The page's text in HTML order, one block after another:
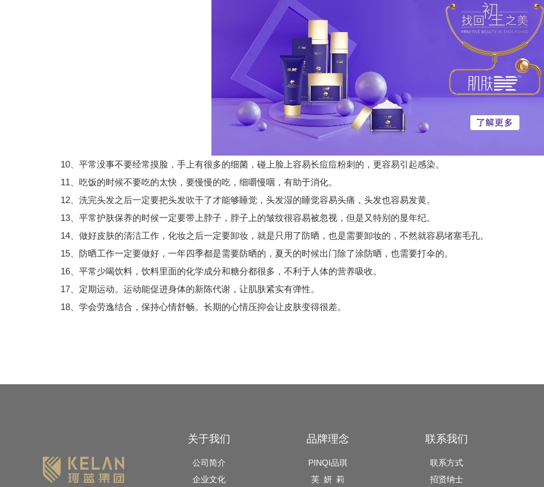
10、平常没事不要经常摸脸，手上有很多的细菌，碰上脸上容易长痘痘粉刺的，更容易引起感染。
11、吃饭的时候不要吃的太快，要慢慢的吃，细嚼慢咽，有助于消化。
12、洗完头发之后一定要把头发吹干了才能够睡觉，头发湿的睡觉容易头痛，头发也容易发黄。
13、平常护肤保养的时候一定要带上脖子，脖子上的皱纹很容易被忽视，但是又特别的显年纪。
14、做好皮肤的清洁工作，化妆之后一定要卸妆，就是只用了防晒，也是需要卸妆的，不然就容易堵塞毛孔。
15、防晒工作一定要做好，一年四季都是需要防晒的，夏天的时候出门除了涂防晒，也需要打伞的。
16、平常少喝饮料，饮料里面的化学成分和糖分都很多，不利于人体的营养吸收。
17、定期运动。运动能促进身体的新陈代谢，让肌肤紧实有弹性。
18、学会劳逸结合，保持心情舒畅。长期的心情压抑会让皮肤变得很差。
关于我们
公司简介
企业文化
品牌理念
PINQI品琪
芙 妍 莉
联系我们
联系方式
招贤纳士